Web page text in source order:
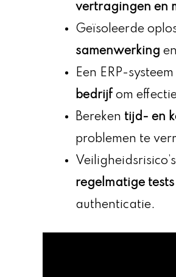
vertragingen en
Geïsoleerde
samenwerking en
Een ERP-
bedrijf om
Bereken tijd- en
problemen te
regelmatige
authenticatie.